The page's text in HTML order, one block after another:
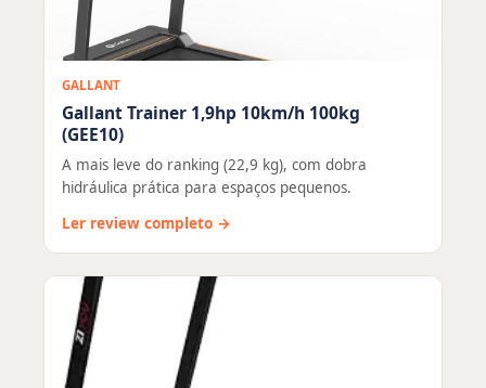
GALLANT
Gallant Trainer 1,9hp 10km/h 100kg
(GEE10)
A mais leve do ranking (22,9 kg), com dobra
hidráulica prática para espaços pequenos.
Ler review completo →